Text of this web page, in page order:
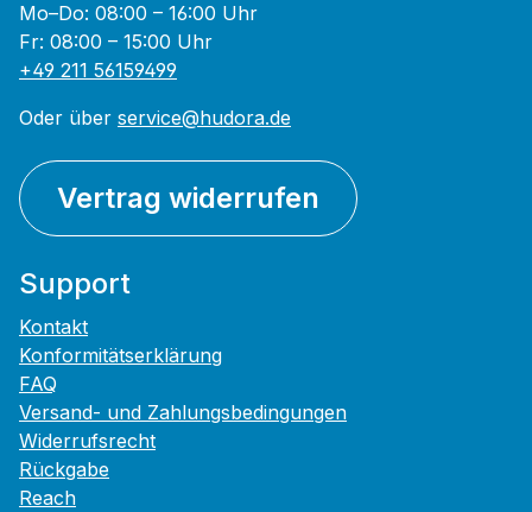
Mo–Do: 08:00 – 16:00 Uhr
Fr: 08:00 – 15:00 Uhr
+49 211 56159499
Oder über service@hudora.de
Vertrag widerrufen
Support
Kontakt
Konformitätserklärung
FAQ
Versand- und Zahlungsbedingungen
Widerrufsrecht
Rückgabe
Reach